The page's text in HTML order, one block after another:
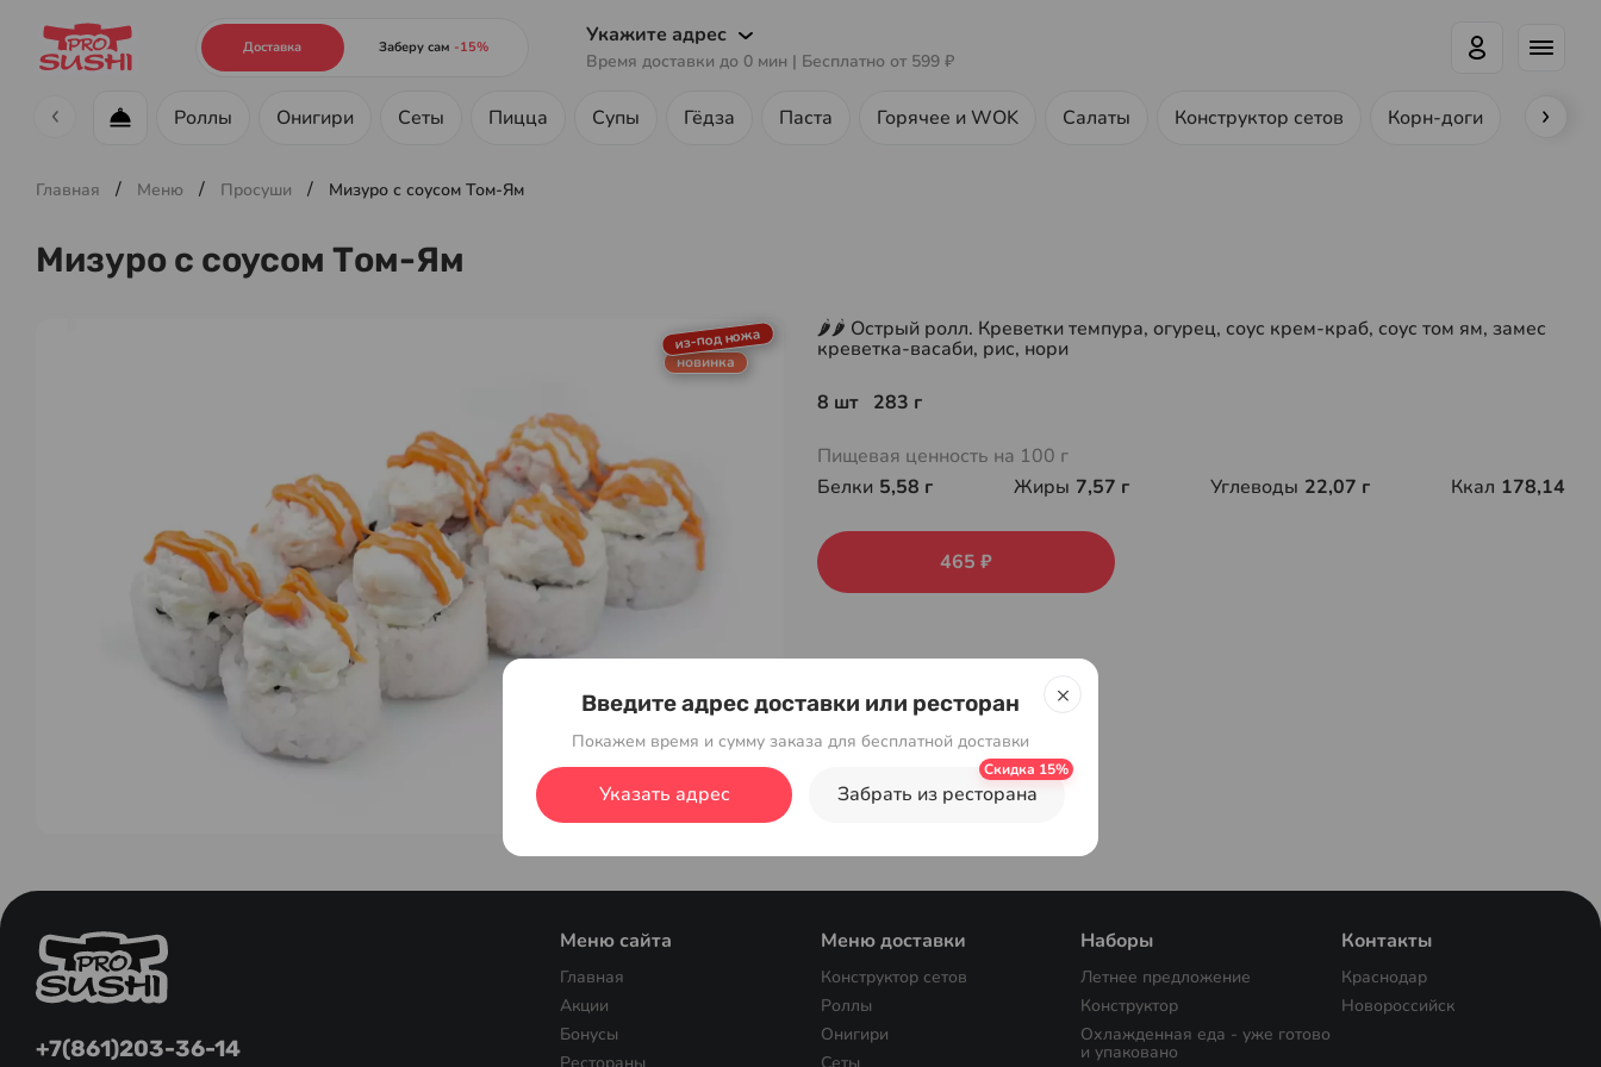
Доставка Заберу сам -15% Укажите адрес
Время доставки до 0 мин | Бесплатно от 599 ₽
Меню ресторана
Роллы Онигири Сеты Пицца Супы Гёдза Паста Горячее и WOK Салаты Конструктор сетов Корн-доги Ролл-
Главная / Меню / Просуши / Мизуро с соусом Том-Ям
Мизуро с соусом Том-Ям
из-под ножа
новинка
🌶🌶 Острый ролл. Креветки темпура, огурец, соус крем-краб, соус том ям, замес
креветка-васаби, рис, нори
8 шт 283 г
Пищевая ценность на 100 г
Белки 5,58 г Жиры 7,57 г Углеводы 22,07 г Ккал 178,14
465 ₽
+7(861)203-36-14
Меню сайта
Главная
Акции
Бонусы
Контакты
Краснодар
Новороссийск
Меню доставки
Конструктор сетов
Роллы
Онигири
Наборы
Летнее предложение
Конструктор
Охлажденная еда - уже готово
и упаковано
Введите адрес доставки или ресторан
Покажем время и сумму заказа для бесплатной доставки
Указать адрес Забрать из ресторана